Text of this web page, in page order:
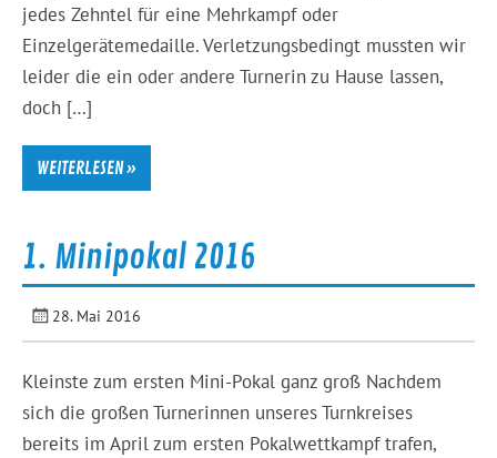
jedes Zehntel für eine Mehrkampf oder
Einzelgerätemedaille. Verletzungsbedingt mussten wir
leider die ein oder andere Turnerin zu Hause lassen,
doch […]
WEITERLESEN »
1. Minipokal 2016
28. Mai 2016
Kleinste zum ersten Mini-Pokal ganz groß Nachdem
sich die großen Turnerinnen unseres Turnkreises
bereits im April zum ersten Pokalwettkampf trafen,